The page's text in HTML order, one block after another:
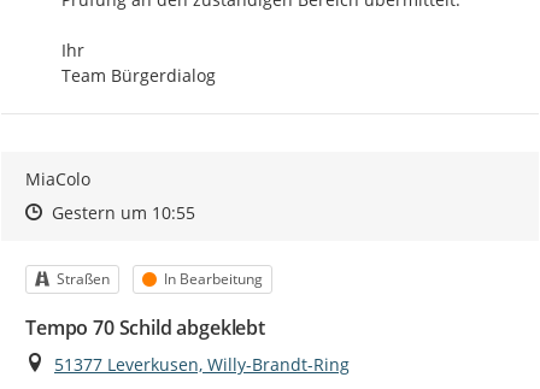
Ihr
Team Bürgerdialog
MiaColo
Zeitpunkt des Erstellens
Zeitpunkt des Erstellens
Gestern um 10:55Zur Äußerung
Kategorie
Straßen Status
In Bearbeitung
Tempo 70 Schild abgeklebt
Ort
51377 Leverkusen, Willy-Brandt-Ring